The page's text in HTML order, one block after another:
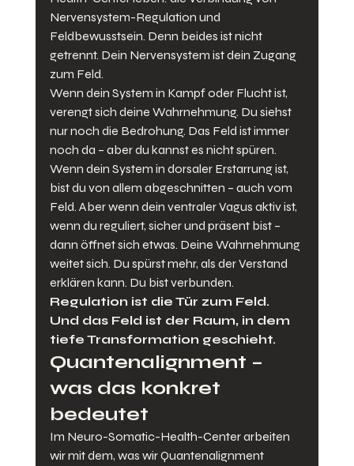
Nervensystem-Regulation und
Feldbewusstsein. Denn beides ist nicht
getrennt. Dein Nervensystem ist dein Zugang
zum Feld.
Wenn dein System in Kampf oder Flucht ist,
verengt sich deine Wahrnehmung. Du siehst
nur noch die Bedrohung. Das Feld ist immer
noch da – aber du kannst es nicht spüren.
Wenn dein System in dorsaler Erstarrung ist,
bist du von allem abgeschnitten – auch vom
Feld. Aber wenn dein ventraler Vagus aktiv ist,
wenn du reguliert, sicher und präsent bist –
dann öffnet sich etwas. Deine Wahrnehmung
weitet sich. Du spürst mehr, als der Verstand
erklären kann. Du bist verbunden.
Regulation ist die Tür zum Feld.
Und das Feld ist der Raum, in dem
tiefe Transformation geschieht.
Quantenalignment –
was das konkret
bedeutet
Im Neuro-Somatic-Health-Center arbeiten
wir mit dem, was wir Quantenalignment